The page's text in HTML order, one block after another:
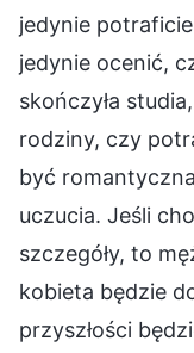
jedynie
jedynie ocenić,
skończyła
rodziny, czy
być
uczucia. Jeśli
szczegóły, to
kobieta będzie
przyszłości